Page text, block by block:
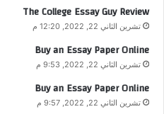
The College Essay Guy Review
تشرين الثاني 22, 2022, 12:20 م
Buy an Essay Paper Online
تشرين الثاني 22, 2022, 9:53 م
Buy an Essay Paper Online
تشرين الثاني 22, 2022, 9:57 م